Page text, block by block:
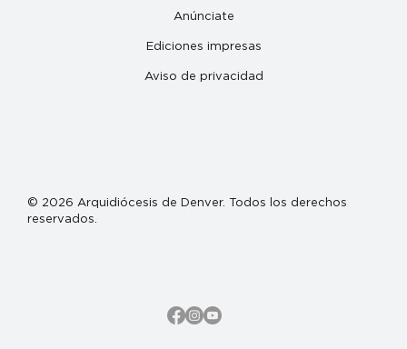
Anúnciate
Ediciones impresas
Aviso de privacidad
© 2026 Arquidiócesis de Denver. Todos los derechos
reservados.